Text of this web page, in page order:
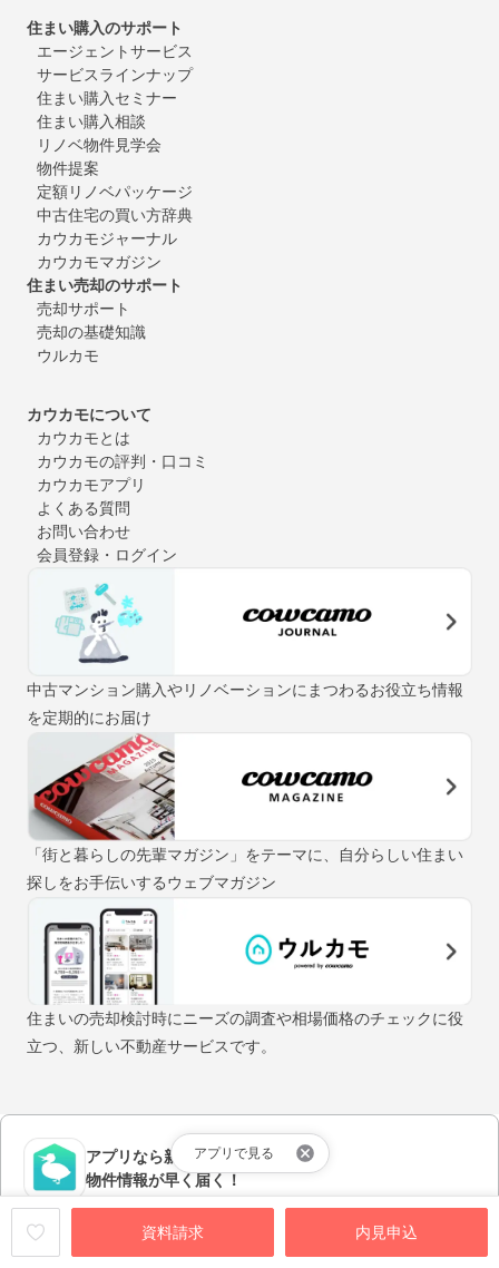
資料請求 内見申込
アプリで見る
住まい購入のサポート
エージェントサービス
サービスラインナップ
住まい購入セミナー
住まい購入相談
リノベ物件見学会
物件提案
定額リノベパッケージ
中古住宅の買い方辞典
カウカモジャーナル
カウカモマガジン
住まい売却のサポート
売却サポート
売却の基礎知識
ウルカモ
カウカモについて
カウカモとは
カウカモの評判・口コミ
カウカモアプリ
よくある質問
お問い合わせ
会員登録・ログイン
中古マンション購入やリノベーションにまつわるお役立ち情報
を定期的にお届け
「街と暮らしの先輩マガジン」をテーマに、自分らしい住まい
探しをお手伝いするウェブマガジン
住まいの売却検討時にニーズの調査や相場価格のチェックに役
立つ、新しい不動産サービスです。
アプリなら新着の
物件情報が早く届く！
アプリをダウンロードする